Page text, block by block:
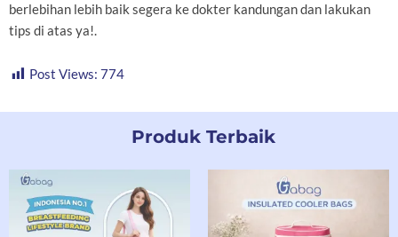
berlebihan lebih baik segera ke dokter kandungan dan lakukan
tips di atas ya!.
Post Views: 774
Produk Terbaik